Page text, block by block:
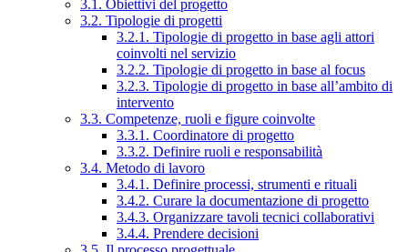
3.1. Obiettivi del progetto
3.2. Tipologie di progetti
3.2.1. Tipologie di progetto in base agli attori
coinvolti nel servizio
3.2.2. Tipologie di progetto in base al focus
3.2.3. Tipologie di progetto in base all’ambito di
intervento
3.3. Competenze, ruoli e figure coinvolte
3.3.1. Coordinatore di progetto
3.3.2. Definire ruoli e responsabilità
3.4. Metodo di lavoro
3.4.1. Definire processi, strumenti e rituali
3.4.2. Curare la documentazione di progetto
3.4.3. Organizzare tavoli tecnici collaborativi
3.4.4. Prendere decisioni